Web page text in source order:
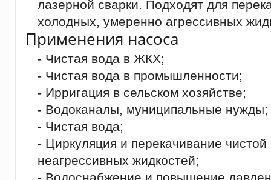
лазерной сварки. Подходят для
холодных, умеренно агрессивных
Применения насоса
- Чистая вода в ЖКХ;
- Чистая вода в промышленности;
- Ирригация в сельском хозяйстве;
- Водоканалы, муниципальные нужды;
- Чистая вода;
- Циркуляция и перекачивание
неагрессивных жидкостей;